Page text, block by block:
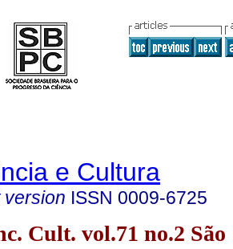
e Cultura
version ISSN 0009-6725
Cult. vol.71 no.2 São